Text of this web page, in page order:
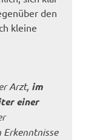
den
kleine
Arzt, im
einer
Erkenntnisse